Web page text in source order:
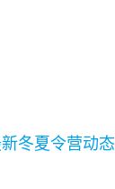
冬夏令营动态